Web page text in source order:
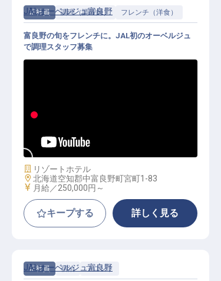
正社員 調理（調理師） フレンチ（洋食）
洋食調理│月給25万円～／JALオー
／未経験・U・Iターン歓迎
JALオーベルジュ富良野
富良野の旬をフレンチに。JAL初のオーベルジュ
で調理スタッフ募集
施設業態
リゾートホテル
勤務地
北海道空知郡中富良野町宮町1-83
給与
月給／250,000円～
キープする 詳しく見る
正社員 宿泊 フロント
JALオーベルジュ富良野